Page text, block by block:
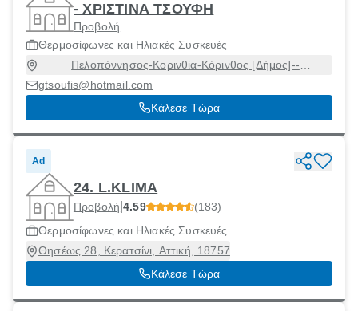
- ΧΡΙΣΤΙΝΑ ΤΣΟΥΦΗ
Προβολή
Θερμοσίφωνες και Ηλιακές Συσκευές
Πελοπόννησος-Κορινθία-Κόρινθος [Δήμος]--
Πατρών-120-20100 120, Κόρινθος [Δήμος], Κορινθία,
20100
gtsoufis@hotmail.com
Κάλεσε Τώρα
Ad
24. L.KLIMA
Προβολή 4.59
(183)
Θερμοσίφωνες και Ηλιακές Συσκευές
Θησέως 28, Κερατσίνι, Αττική, 18757
Κάλεσε Τώρα